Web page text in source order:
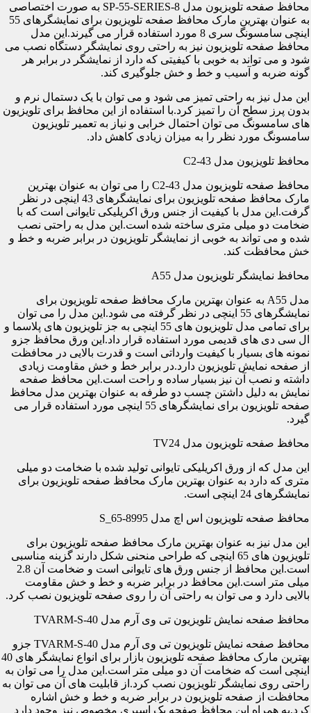
محافظ صفحه تلویزیون مدل SP-55-SERIES-8 به صورت اختصاصی
به عنوان بهترین مارک محافظ صفحه تلویزیون برای نمایشگرهای 55
اینچی سامسونگ سری 8 مورد استفاده قرار می گیرند.این مدل
محافظ صفحه تلویزیون نیز به راحتی روی نمایشگر دستگاه نصب می
شود و می تواند به خوبی با کیفیتی که دارد از نمایشگر در برابر هر
گونه ضربه و آسیب و خط و خش جلوگیری کند.
این مدل نیز به راحتی تمیز می شود و می توان با یک دستمال نرم و
بدون پرز سطح آن را تمیز کرد.با استفاده از این محافظ برای تلویزیون
های سامسونگ می توان احتمال خرابی و نیاز به تعمیر تلویزیون
سامسونگ مورد نظر را به میزان زیادی کاهش داد.
محافظ تلویزیون مدل C2-43
محافظ صفحه تلویزیون مدل C2-43 را می توان به عنوان بهترین
مارک محافظ صفحه تلویزیون برای نمایشگرهای 43 اینچی در نظر
گرفت.این مدل با کیفیت از جنس ورق اکریلیکی تایوانی است که با
ضخامت دو میلی متری ساخته شده است.این مدل به راحتی نصب
شده و می تواند به خوبی از نمایشگر تلویزیون در برابر ضربه و خط و
خش محافظت کند.
محافظ نمایشگر تلویزیون مدل A55
مدل A55 به عنوان بهترین مارک محافظ صفحه تلویزیون برای
نمایشگرهای 55 اینچی در نظر گرفته می شود.این مدل را می توان
برای تمامی مدل تلویزیون های 55 اینچی به جز تلویزیون های پلاسما و
ال سی دی های قدیمی مورد استفاده قرار داد.این ورق محافظ جزو
نمونه های بسیار با کیفیت وارداتی است و قدرت بالایی در محافظت
از صفحه نمایش تلویزیون دارد.در برابر خط و خش مقاومت زیادی
داشته و نصب آن نیز بسیار ساده و راحت است.این محافظ صفحه
نمایش به دلیل داشتن چسب دو طرفه به عنوان بهترین مدل محافظ
صفحه تلویزیون برای نمایشگرهای 55 اینچی مورد استفاده قرار می
گیرد.
محافظ صفحه تلویزیون مدل TV24
این مدل که از ورق اکریلیکی تایوانی تولید شده با ضخامت دو میلی
متری که دارد به عنوان بهترین مارک محافظ صفحه تلویزیون برای
نمایشگرهای 24 اینچی است.
محافظ صفحه تلویزیون اس اچ مدل S_65-8995
این مدل نیز به عنوان بهترین مارک محافظ صفحه تلویزیون برای
تلویزیون های 65 اینچی که طراحی منحنی شکل دارند گزینه مناسبی
است.این محافظ از جنس ورق های تایوانی است و ضخامت آن 2.8
میلی متر است.این محافظ در برابر ضربه و خط و خش مقاومت
بالایی دارد و می توان به راحتی آن را روی صفحه تلویزیون نصب کرد.
محافظ صفحه نمایش تلویزیون تی وی آرم مدل TVARM-S-40
محافظ صفحه نمایش تلویزیون تی وی آرم مدل TVARM-S-40 جزو
بهترین مارک محافظ صفحه تلویزیون بازار برای انواع نمایشگر های 40
اینچی است که ضخامت آن دو میلی متر است.این مدل را می توان به
راحتی روی نمایشگر تلویزیون نصب کرد.از قابلیت های آن می توان به
محافظت از صفحه تلویزیون در برابر ضربه و خط و خش اشاره
کرد.به همراه این محافظ صفحه یک اسپری مخصوص نیز وجود دارد